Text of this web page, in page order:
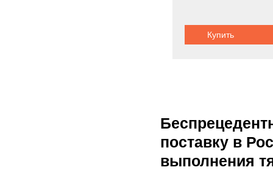
Купить
поставку в
выполнения